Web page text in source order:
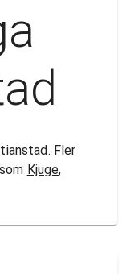
Fler
Kjuge,